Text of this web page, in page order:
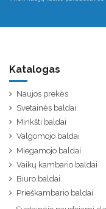
Katalogas
Naujos prekės
Svetainės baldai
Minkšti baldai
Valgomojo baldai
Miegamojo baldai
Vaikų kambario baldai
Biuro baldai
Prieškambario baldai